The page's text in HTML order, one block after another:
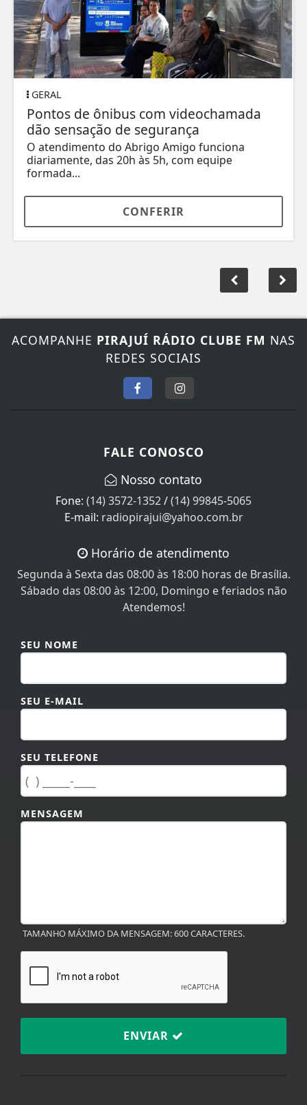
GERAL
Pontos de ônibus com videochamada
dão sensação de segurança
O atendimento do Abrigo Amigo funciona
diariamente, das 20h às 5h, com equipe
formada...
CONFERIR
ACOMPANHE PIRAJUÍ RÁDIO CLUBE FM NAS
REDES SOCIAIS
FALE CONOSCO
Nosso contato
Fone: (14) 3572-1352/(14) 99845-5065
E-mail: radiopirajui@yahoo.com.br
Horário de atendimento
Segunda à Sexta das 08:00 às 18:00 horas de Brasília.
Sábado das 08:00 às 12:00, Domingo e feriados não
Atendemos!
SEU NOME
SEU E-MAIL
SEU TELEFONE
MENSAGEM
TAMANHO MÁXIMO DA MENSAGEM: 600 CARACTERES.
ENVIAR